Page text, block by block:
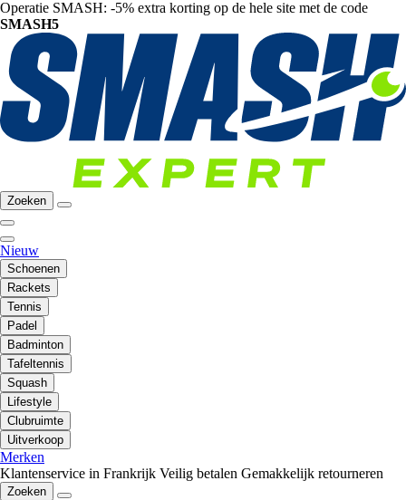
Operatie SMASH: -5% extra korting op de hele site met de code
SMASH5
Zoeken
Nieuw
Schoenen
Rackets
Tennis
Padel
Badminton
Tafeltennis
Squash
Lifestyle
Clubruimte
Uitverkoop
Merken
Klantenservice in Frankrijk Veilig betalen Gemakkelijk retourneren
Zoeken